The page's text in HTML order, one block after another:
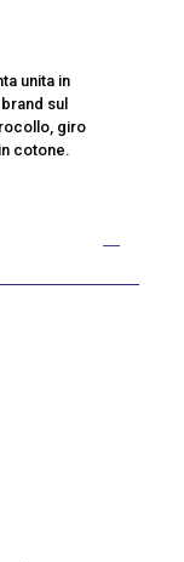
unita in
sul
giro
cotone.